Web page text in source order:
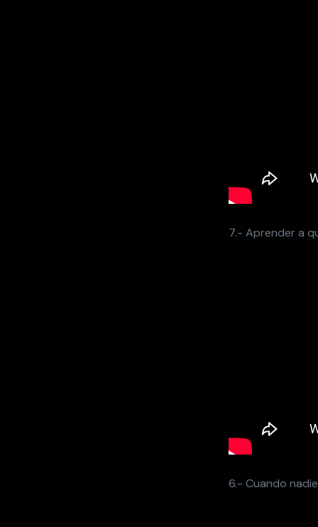
7.- Aprender a
6.- Cuando